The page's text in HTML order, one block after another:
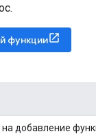
функции
добавление